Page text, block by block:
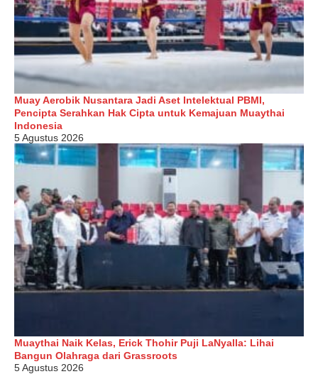
Muay Aerobik Nusantara Jadi Aset Intelektual PBMI,
Pencipta Serahkan Hak Cipta untuk Kemajuan Muaythai
Indonesia
5 Agustus 2026
Muaythai Naik Kelas, Erick Thohir Puji LaNyalla: Lihai
Bangun Olahraga dari Grassroots
5 Agustus 2026